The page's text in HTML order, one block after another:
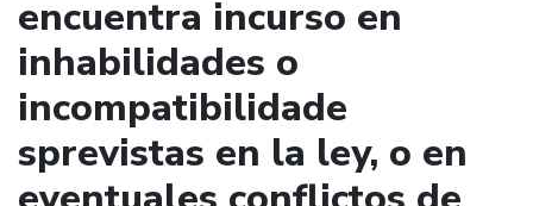
encuentra incurso en
inhabilidades o
incompatibilidade
sprevistas en la ley, o en